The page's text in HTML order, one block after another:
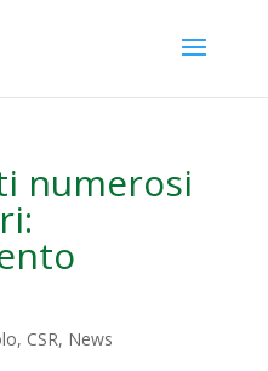
numerosi
, CSR, News